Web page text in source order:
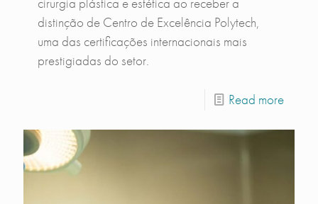
distinção de Centro de Excelência Polytech,
uma das certificações internacionais mais
prestigiadas do setor.
Read more